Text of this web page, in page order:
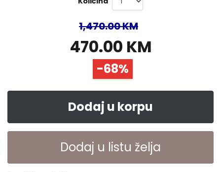
1,470.00 KM
470.00 KM
-68%
Dodaj u korpu
Dodaj u listu želja